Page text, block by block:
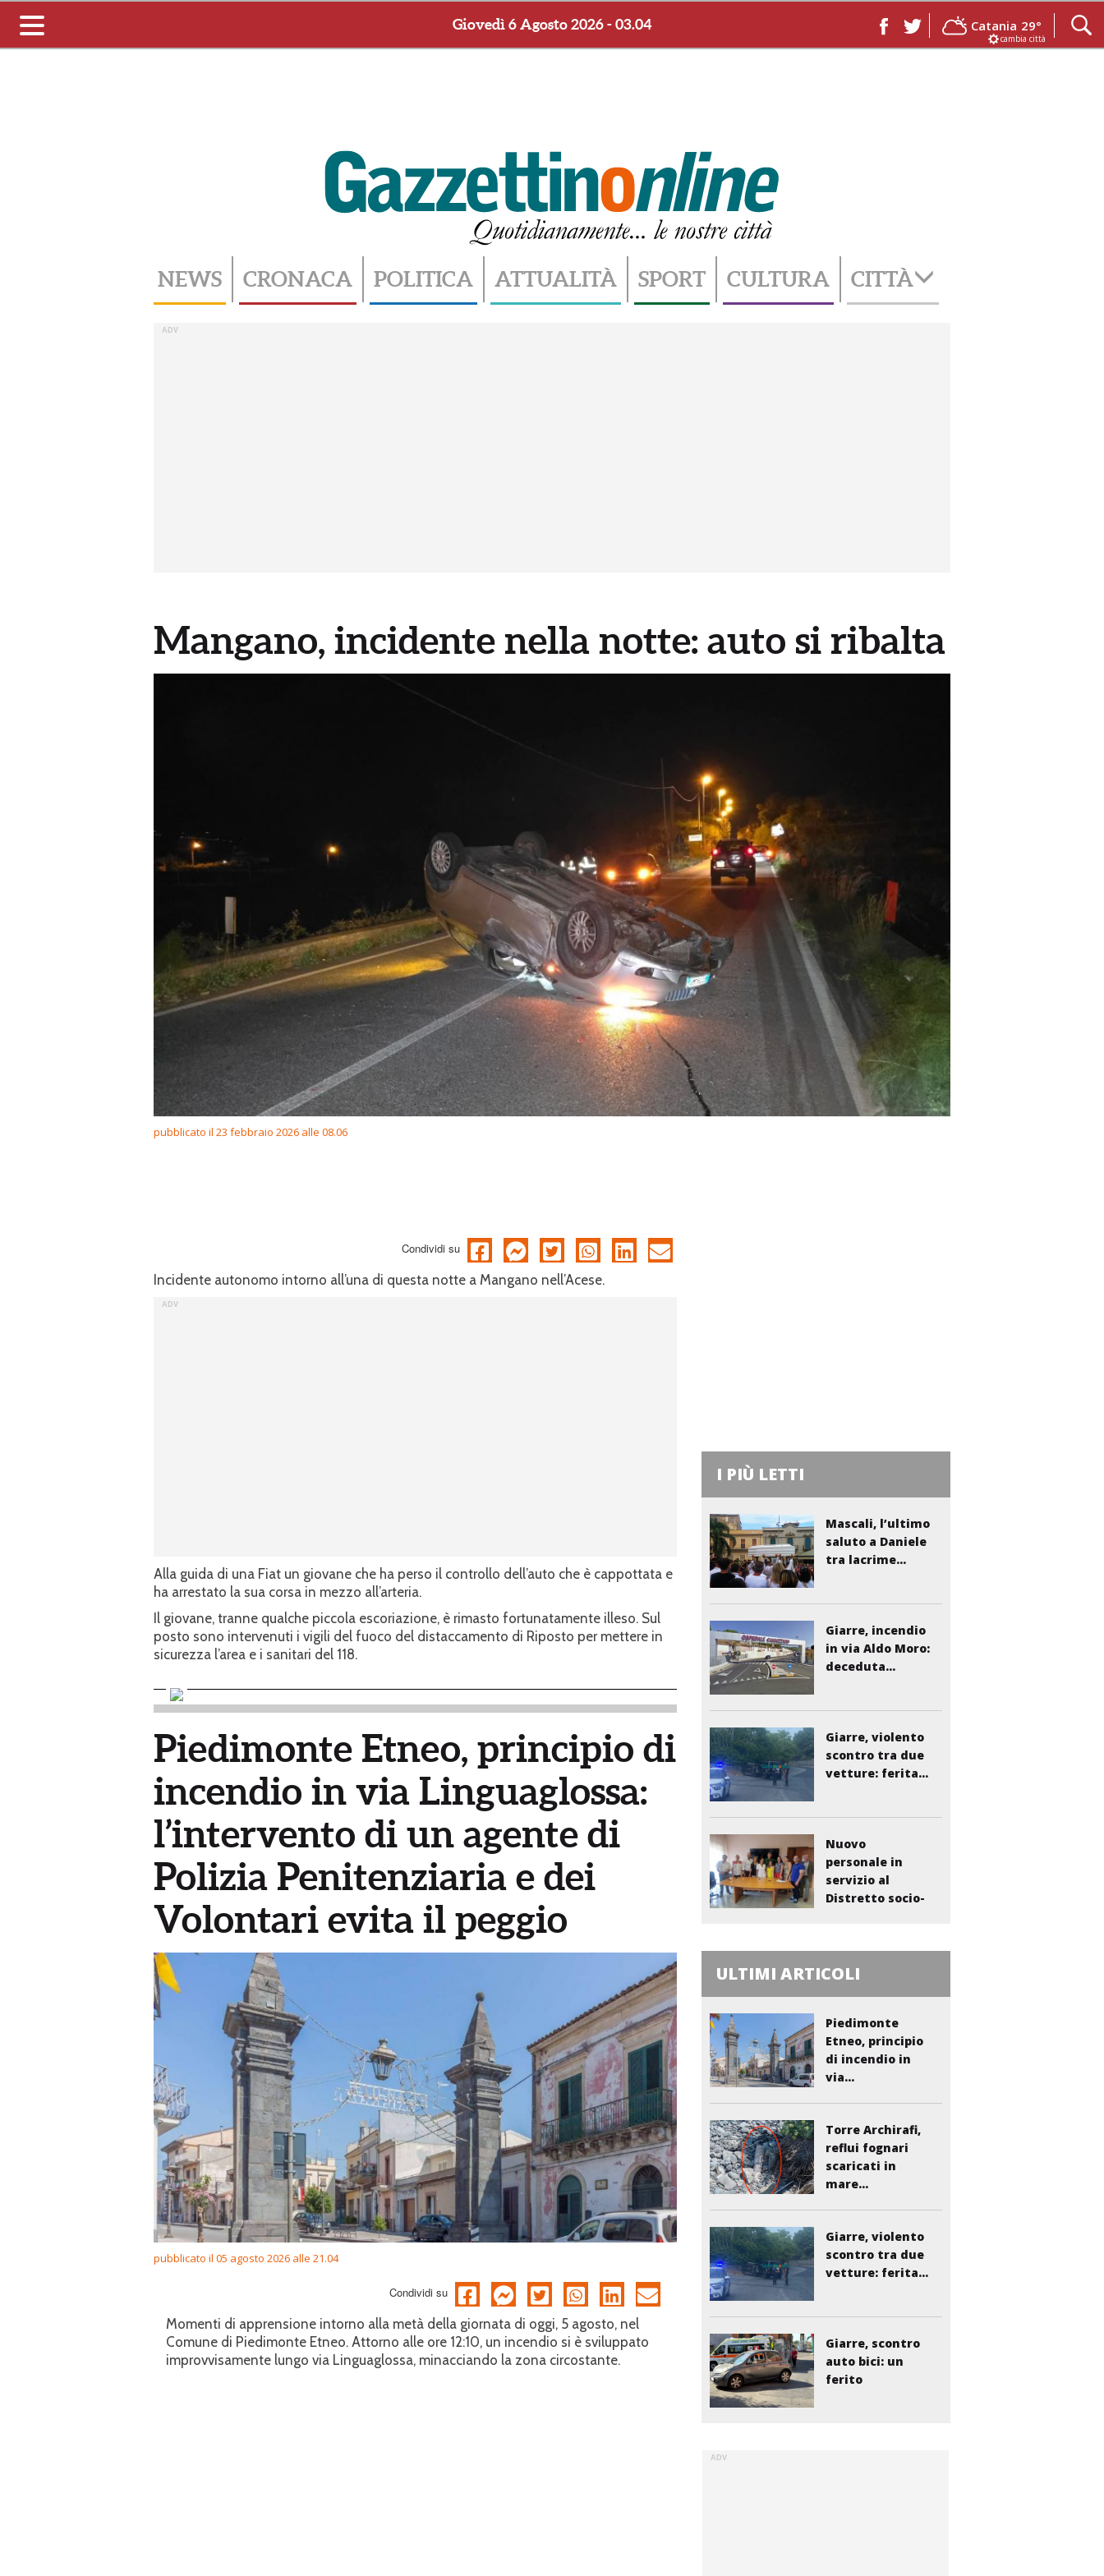
Toggle
navigation
Giovedì 6 Agosto 2026 - 03.04 Catania 29°
cambia città
NEWS CRONACA POLITICA ATTUALITÀ SPORT CULTURA CITTÀ
Mangano, incidente nella notte: auto si ribalta
pubblicato il 23 febbraio 2026 alle 08.06
Condividi su
Incidente autonomo intorno all’una di questa notte a Mangano nell’Acese.
Alla guida di una Fiat un giovane che ha perso il controllo dell’auto che è cappottata e
ha arrestato la sua corsa in mezzo all’arteria.
Il giovane, tranne qualche piccola escoriazione, è rimasto fortunatamente illeso. Sul
posto sono intervenuti i vigili del fuoco del distaccamento di Riposto per mettere in
sicurezza l’area e i sanitari del 118.
Piedimonte Etneo, principio di
incendio in via Linguaglossa:
l’intervento di un agente di
Polizia Penitenziaria e dei
Volontari evita il peggio
pubblicato il 05 agosto 2026 alle 21.04
Condividi su
Momenti di apprensione intorno alla metà della giornata di oggi, 5 agosto, nel
Comune di Piedimonte Etneo. Attorno alle ore 12:10, un incendio si è sviluppato
improvvisamente lungo via Linguaglossa, minacciando la zona circostante.
I PIÙ LETTI
Mascali, l’ultimo
saluto a Daniele
tra lacrime...
Giarre, incendio
in via Aldo Moro:
deceduta...
Giarre, violento
scontro tra due
vetture: ferita...
Nuovo
personale in
servizio al
Distretto socio-
ULTIMI ARTICOLI
Piedimonte
Etneo, principio
di incendio in
via...
Torre Archirafi,
reflui fognari
scaricati in
mare...
Giarre, violento
scontro tra due
vetture: ferita...
Giarre, scontro
auto bici: un
ferito